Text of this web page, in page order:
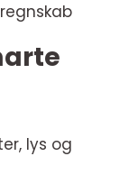
lys og